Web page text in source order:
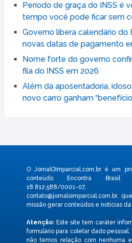
Período de graça do INSS é
tempo você pode ficar sem
Governo libera calendário do
novas datas de pagamento
Nome forte do governo
fila do INSS em 2026
Além da aposentadoria,
novo carro ganham
O JornalOImparcial.com.br é um
conteúdo Encontra Brasil
18.812.588/0001-
contato@jornaloimparcial.com.br,
missão gerar conteúdos e notícias
Atenção:Este site tem caráter
formulário para coletar dado
não temos relação com nenhuma